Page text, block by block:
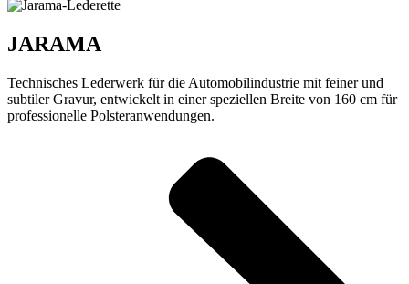
JARAMA
Technisches Lederwerk für die Automobilindustrie mit feiner und
subtiler Gravur, entwickelt in einer speziellen Breite von 160 cm für
professionelle Polsteranwendungen.